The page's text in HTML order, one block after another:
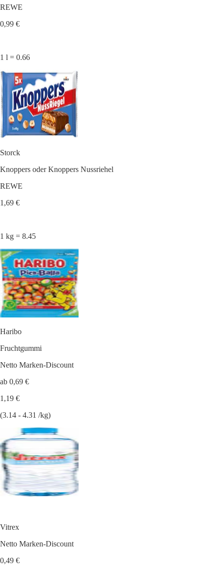
REWE
0,99 €
1 l = 0.66
Storck
Knoppers oder Knoppers Nussriehel
REWE
1,69 €
1 kg = 8.45
Haribo
Fruchtgummi
Netto Marken-Discount
ab 0,69 €
1,19 €
(3.14 - 4.31 /kg)
Vitrex
Netto Marken-Discount
0,49 €